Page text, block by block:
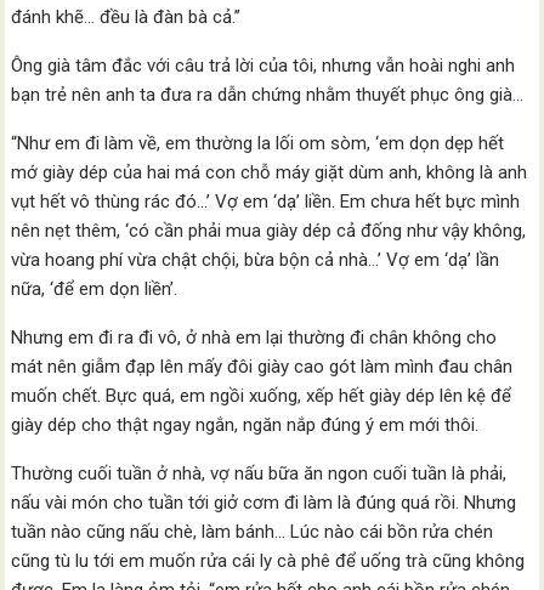
đánh khẽ… đều là đàn bà cả.”
Ông già tâm đắc với câu trả lời của tôi, nhưng vẫn hoài nghi anh
bạn trẻ nên anh ta đưa ra dẫn chứng nhằm thuyết phục ông già…
“Như em đi làm về, em thường la lối om sòm, ‘em dọn dẹp hết
mớ giày dép của hai má con chỗ máy giặt dùm anh, không là anh
vụt hết vô thùng rác đó…’ Vợ em ‘dạ’ liền. Em chưa hết bực mình
nên nẹt thêm, ‘có cần phải mua giày dép cả đống như vậy không,
vừa hoang phí vừa chật chội, bừa bộn cả nhà…’ Vợ em ‘dạ’ lần
nữa, ‘để em dọn liền’.
Nhưng em đi ra đi vô, ở nhà em lại thường đi chân không cho
mát nên giẫm đạp lên mấy đôi giày cao gót làm mình đau chân
muốn chết. Bực quá, em ngồi xuống, xếp hết giày dép lên kệ để
giày dép cho thật ngay ngắn, ngăn nắp đúng ý em mới thôi.
Thường cuối tuần ở nhà, vợ nấu bữa ăn ngon cuối tuần là phải,
nấu vài món cho tuần tới giở cơm đi làm là đúng quá rồi. Nhưng
tuần nào cũng nấu chè, làm bánh… Lúc nào cái bồn rửa chén
cũng tù lu tới em muốn rửa cái ly cà phê để uống trà cũng không